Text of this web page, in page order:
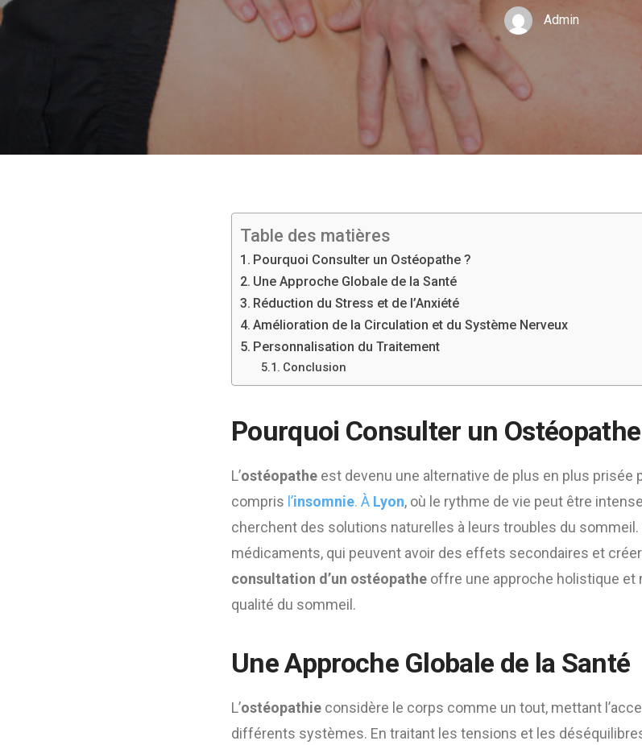
Admin
Table des matières
Pourquoi Consulter un Ostéopathe ?
Une Approche Globale de la Santé
Réduction du Stress et de l’Anxiété
Amélioration de la Circulation et du Système Nerveux
Personnalisation du Traitement
Conclusion
Pourquoi Consulter un
L’ostéopathe est devenu une alternative de plus en plus prisée
compris l’insomnie. À Lyon, où le rythme de vie peut être
cherchent des solutions naturelles à leurs troubles du
médicaments, qui peuvent avoir des effets secondaires et
consultation d’un ostéopathe offre une approche holistique et
qualité du sommeil.
Une Approche Globale de la Santé
L’ostéopathie considère le corps comme un tout, mettant
différents systèmes. En traitant les tensions et les